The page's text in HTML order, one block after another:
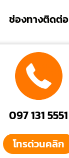
ช่องทางติดต่อ
097 131 5551
โทรด่วนคลิก